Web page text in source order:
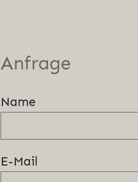
Anfrage
Name
E-Mail